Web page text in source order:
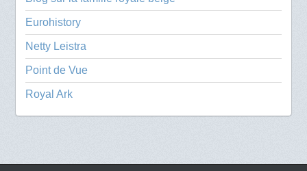
Eurohistory
Netty Leistra
Point de Vue
Royal Ark